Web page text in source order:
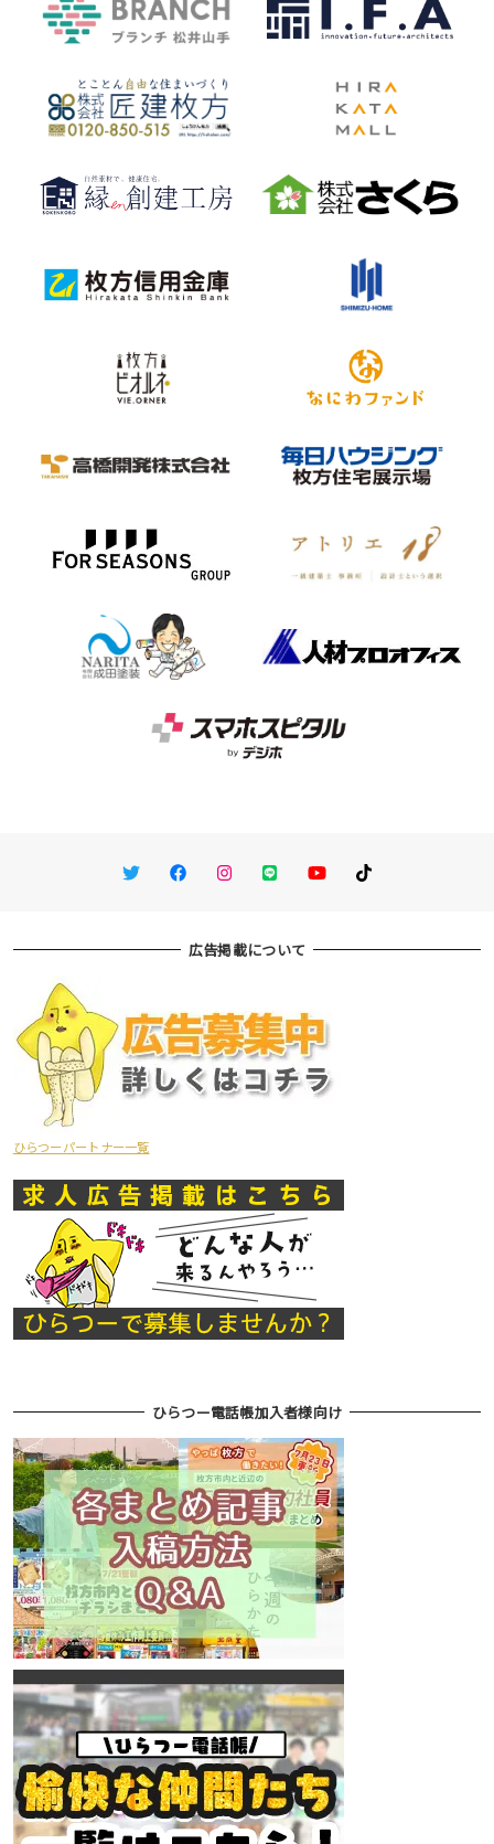
TwitterFacebookInstagram
LINE You TubeTikTok
広告掲載について
ひらつーパートナー一覧
ひらつー電話帳加入者様向け